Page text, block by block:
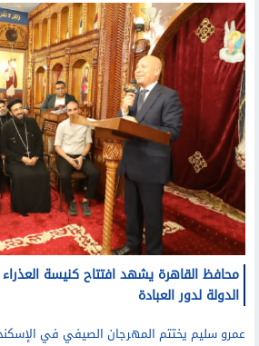
محافظ القاهرة يشهد افتتاح كنيسة
الدولة لدور العبادة